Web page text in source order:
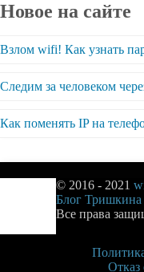
Новое на сайте
Взлом wifi! Как узнать
Следим за человеком
Как поменять IP на
© 2016 - 2021
Блог Тришкина
Все права
Отказ